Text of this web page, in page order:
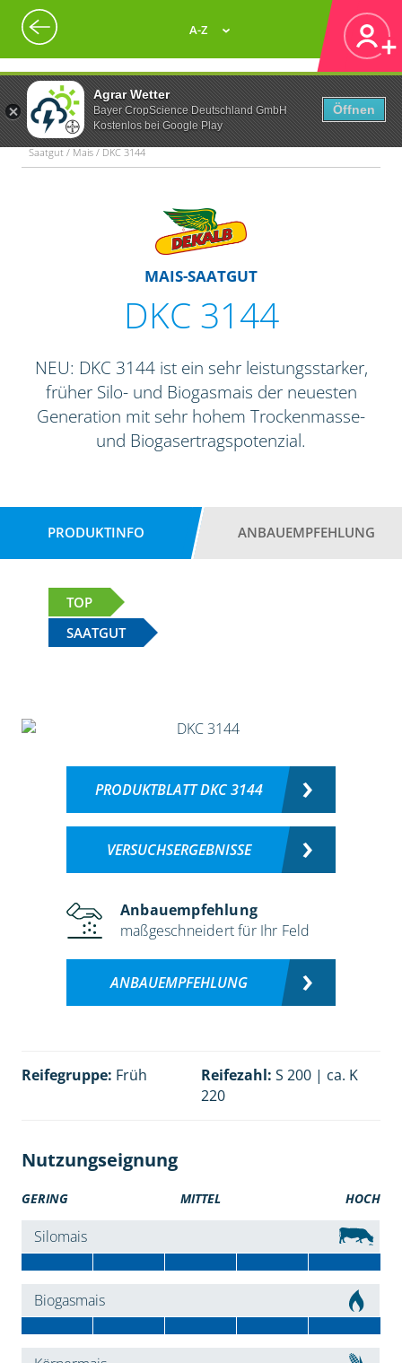
Agrar Wetter
Bayer CropScience Deutschland GmbH
Kostenlos bei Google Play
Öffnen
A-Z
Saatgut / Mais / DKC 3144
MAIS-SAATGUT
DKC 3144
NEU: DKC 3144 ist ein sehr leistungsstarker,
früher Silo- und Biogasmais der neuesten
Generation mit sehr hohem Trockenmasse-
und Biogasertragspotenzial.
PRODUKTINFO ANBAUEMPFEHLUNG
TOP
SAATGUT
PRODUKTBLATT DKC 3144
VERSUCHSERGEBNISSE
Anbauempfehlung
maßgeschneidert für Ihr Feld
ANBAUEMPFEHLUNG
Reifegruppe: Früh Reifezahl: S 200 | ca. K
220
Nutzungseignung
GERING MITTEL HOCH
Silomais
Biogasmais